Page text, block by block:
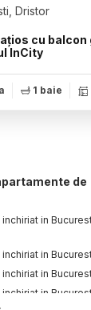
cu balcon
InCity
Dristor
1 baie
de
in
in
in
in